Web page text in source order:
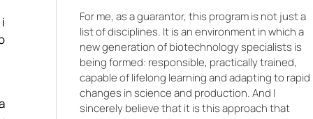
For me, as a guarantor, this program is not just a
list of disciplines. It is an environment in which a
new generation of biotechnology specialists is
being formed: responsible, practically trained,
capable of lifelong learning and adapting to rapid
changes in science and production. And I
sincerely believe that it is this approach that